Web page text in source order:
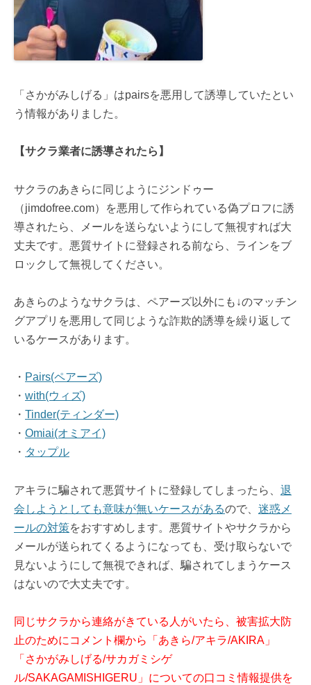
「さかがみしげる」はpairsを悪用して誘導していたとい
う情報がありました。
【サクラ業者に誘導されたら】
サクラのあきらに同じようにジンドゥー
（jimdofree.com）を悪用して作られている偽プロフに誘
導されたら、メールを送らないようにして無視すれば大
丈夫です。悪質サイトに登録される前なら、ラインをブ
ロックして無視してください。
あきらのようなサクラは、ペアーズ以外にも↓のマッチン
グアプリを悪用して同じような詐欺的誘導を繰り返して
いるケースがあります。
・ Pairs(ペアーズ)
・ with(ウィズ)
・ Tinder(ティンダー)
・ Omiai(オミアイ)
・ タップル
アキラに騙されて悪質サイトに登録してしまったら、 退
会しようとしても意味が無いケースがあるので、 迷惑メ
ールの対策をおすすめします。悪質サイトやサクラから
メールが送られてくるようになっても、受け取らないで
見ないようにして無視できれば、騙されてしまうケース
はないので大丈夫です。
同じサクラから連絡がきている人がいたら、被害拡大防
止のためにコメント欄から「あきら/アキラ/AKIRA」
「さかがみしげる/サカガミシゲ
ル/SAKAGAMISHIGERU」についての口コミ情報提供を